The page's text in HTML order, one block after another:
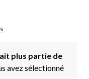
plus partie de
avez sélectionné